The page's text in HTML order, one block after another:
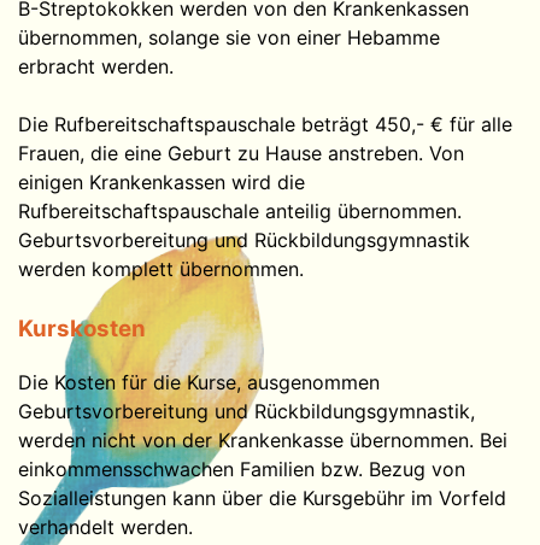
Nach der Geburt
Geburtsort
Sternenkinder
B-Streptokokken werden von den Krankenkassen
übernommen, solange sie von einer Hebamme
erbracht werden.
Die Rufbereitschaftspauschale beträgt 450,- € für alle
Frauen, die eine Geburt zu Hause anstreben. Von
einigen Krankenkassen wird die
Rufbereitschaftspauschale anteilig übernommen.
Geburtsvorbereitung und Rückbildungsgymnastik
werden komplett übernommen.
Kurskosten
Die Kosten für die Kurse, ausgenommen
Geburtsvorbereitung und Rückbildungsgymnastik,
werden nicht von der Krankenkasse übernommen. Bei
einkommensschwachen Familien bzw. Bezug von
Sozialleistungen kann über die Kursgebühr im Vorfeld
verhandelt werden.